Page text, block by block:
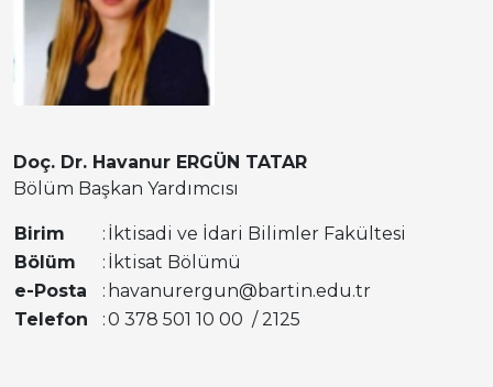
Doç. Dr. Havanur ERGÜN TATAR
Bölüm Başkan Yardımcısı
Birim : İktisadi ve İdari Bilimler Fakültesi
Bölüm
: İktisat Bölümü
e-Posta
: havanurergun@bartin.edu.tr
Telefon
:0 378 501 10 00 / 2125